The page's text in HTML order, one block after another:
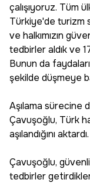
çalışıyoruz. Tüm
Türkiye'de turizm
ve halkımızın
tedbirler aldık ve
Bunun da
şekilde düşmeye
Aşılama sürecine
Çavuşoğlu, Türk
aşılandığını aktardı.
Çavuşoğlu,
tedbirler